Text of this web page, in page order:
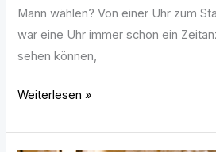
Mann wählen? Von einer Uhr zum
war eine Uhr immer schon ein
sehen können,
Weiterlesen »